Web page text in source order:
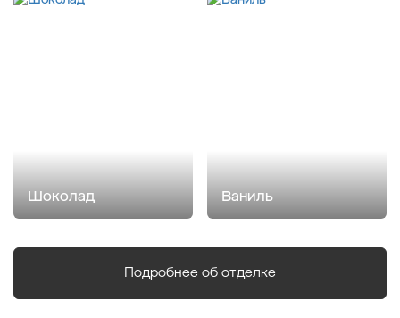
Шоколад Ваниль
Подробнее об отделке